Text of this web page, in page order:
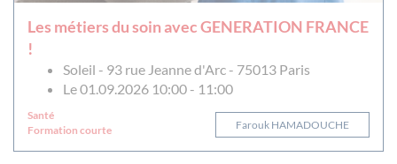
Les métiers du soin avec GENERATION FRANCE
!
Soleil - 93 rue Jeanne d'Arc - 75013 Paris
Le 01.09.2026 10:00 - 11:00
Santé
Formation courte
Farouk HAMADOUCHE